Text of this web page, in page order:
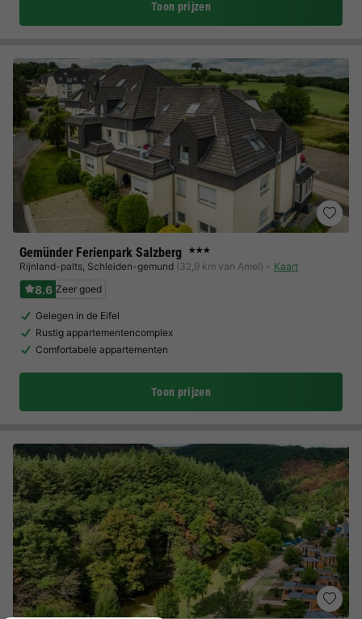
Toon prijzen
Gemünder Ferienpark Salzberg ★★★
Rijnland-palts, Schleiden-gemund (32,9 km van Amel) Kaart
8.6 Zeer goed
Gelegen in de Eifel
Rustig appartementencomplex
Comfortabele appartementen
Toon prijzen